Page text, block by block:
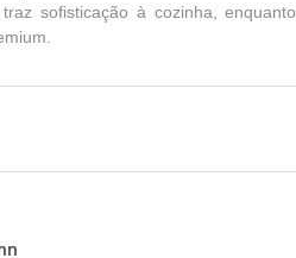
sofisticação à cozinha,